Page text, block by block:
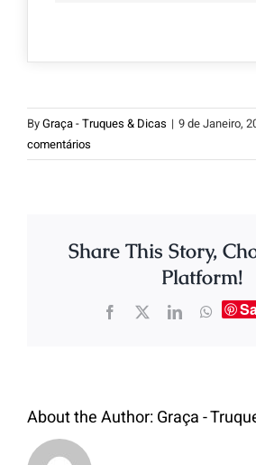
ByGraça - Truques & Dicas | 9 de Janeiro,
comentários
Share This Story,
Platform!
About the Author:Graça -